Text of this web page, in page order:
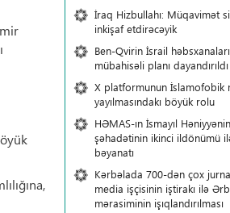
İraq Hizbullahı: Müqavimət
inkişaf etdirəcəyik
Ben-Qvirin İsrail
mübahisəli planı dayandırıldı
X platformunun İslamofobik
yayılmasındakı böyük rolu
HƏMAS-ın İsmayıl Həniyyənin
şəhadətinin ikinci ildönümü
bəyanatı
Kərbəlada 700-dən çox
media işçisinin iştirakı ilə
mərasiminin işıqlandırılması